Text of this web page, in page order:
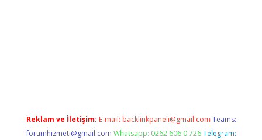
Reklam ve İletişim: E-mail: backlinkpaneli@gmail.com Teams:
forumhizmeti@gmail.com Whatsapp: 0262 606 0 726 Telegram: